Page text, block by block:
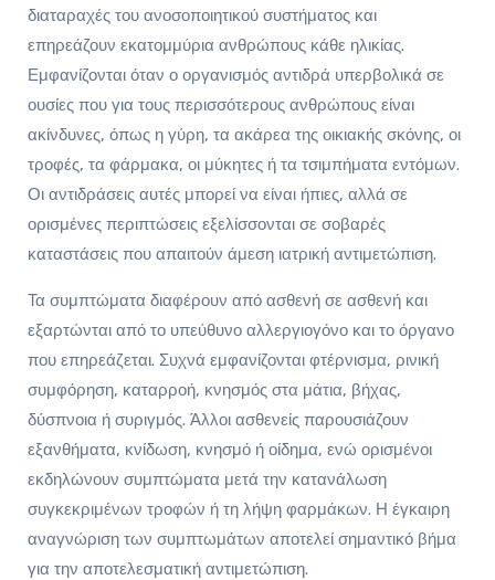
διαταραχές του ανοσοποιητικού συστήματος και
επηρεάζουν εκατομμύρια ανθρώπους κάθε ηλικίας.
Εμφανίζονται όταν ο οργανισμός αντιδρά υπερβολικά σε
ουσίες που για τους περισσότερους ανθρώπους είναι
ακίνδυνες, όπως η γύρη, τα ακάρεα της οικιακής σκόνης, οι
τροφές, τα φάρμακα, οι μύκητες ή τα τσιμπήματα εντόμων.
Οι αντιδράσεις αυτές μπορεί να είναι ήπιες, αλλά σε
ορισμένες περιπτώσεις εξελίσσονται σε σοβαρές
καταστάσεις που απαιτούν άμεση ιατρική αντιμετώπιση.
Τα συμπτώματα διαφέρουν από ασθενή σε ασθενή και
εξαρτώνται από το υπεύθυνο αλλεργιογόνο και το όργανο
που επηρεάζεται. Συχνά εμφανίζονται φτέρνισμα, ρινική
συμφόρηση, καταρροή, κνησμός στα μάτια, βήχας,
δύσπνοια ή συριγμός. Άλλοι ασθενείς παρουσιάζουν
εξανθήματα, κνίδωση, κνησμό ή οίδημα, ενώ ορισμένοι
εκδηλώνουν συμπτώματα μετά την κατανάλωση
συγκεκριμένων τροφών ή τη λήψη φαρμάκων. Η έγκαιρη
αναγνώριση των συμπτωμάτων αποτελεί σημαντικό βήμα
για την αποτελεσματική αντιμετώπιση.